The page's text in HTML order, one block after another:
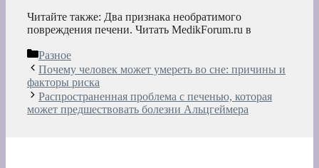
Читайте также: Два признака необратимого
повреждения печени. Читать MedikForum.ru в
Рубрики
Разное
Почему человек может умереть во сне: причины и
факторы риска
Распространенная проблема с печенью, которая
может предшествовать болезни Альцгеймера